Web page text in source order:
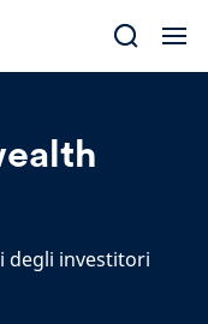
degli investitori